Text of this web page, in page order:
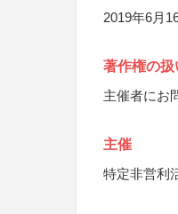
2019年6月
著作権の扱
主催者にお
主催
特定非営利